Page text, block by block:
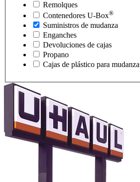
Remolques
Contenedores U-Box®
Suministros de mudanza
Enganches
Devoluciones de cajas
Propano
Cajas de plástico para mudanza